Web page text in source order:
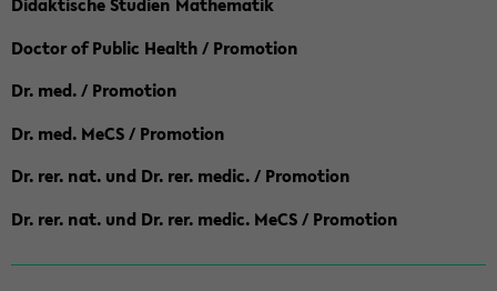
Doctor of Public Health / Promotion
Dr. med. / Promotion
Dr. med. MeCS / Promotion
Dr. rer. nat. und Dr. rer. medic. / Promotion
Dr. rer. nat. und Dr. rer. medic. MeCS / Promotion